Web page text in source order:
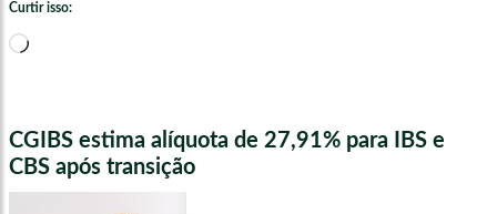
Curtir isso:
Carregando...
CGIBS estima alíquota de 27,91% para IBS e
CBS após transição